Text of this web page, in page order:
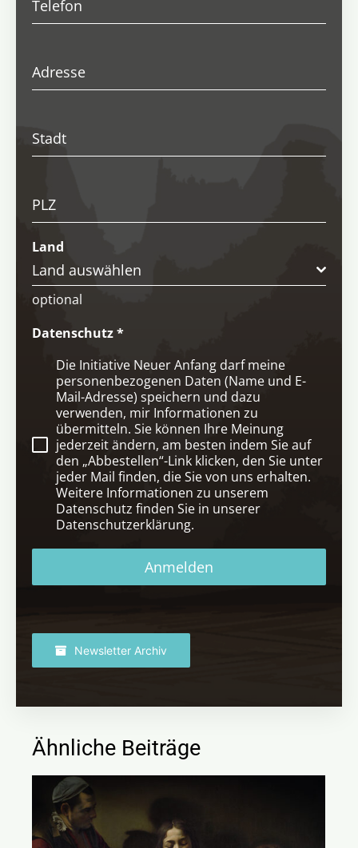
Telefon
Adresse
Stadt
PLZ
Land
Land auswählen
optional
Datenschutz*
Die Initiative Neuer Anfang darf meine
personenbezogenen Daten (Name und E-
Mail-Adresse) speichern und dazu
verwenden, mir Informationen zu
übermitteln. Sie können Ihre Meinung
jederzeit ändern, am besten indem Sie auf
den „Abbestellen“-Link klicken, den Sie unter
jeder Mail finden, die Sie von uns erhalten.
Weitere Informationen zu unserem
Datenschutz finden Sie in unserer
Datenschutzerklärung.
Anmelden
Newsletter Archiv
Ähnliche Beiträge